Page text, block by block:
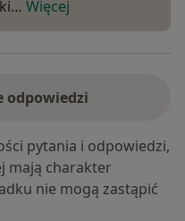
Więcej
odpowiedzi
pytania i odpowiedzi,
mają charakter
nie mogą zastąpić